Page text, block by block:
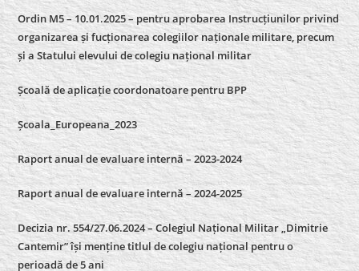
Ordin M5 – 10.01.2025 – pentru aprobarea Instrucțiunilor privind
organizarea și fucționarea colegiilor naționale militare, precum
și a Statului elevului de colegiu național militar
Școală de aplicație coordonatoare pentru BPP
Școala_Europeana_2023
Raport anual de evaluare internă – 2023-2024
Raport anual de evaluare internă –2024-2025
Decizia nr. 554/27.06.2024 – Colegiul Național Militar „Dimitrie
Cantemir” își menține titlul de colegiu național pentru o
perioadă de 5 ani